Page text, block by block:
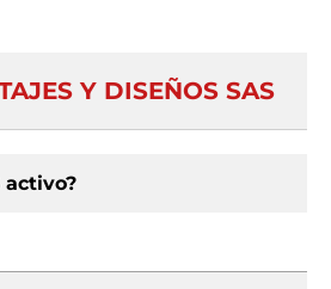
Y DISEÑOS SAS
activo?